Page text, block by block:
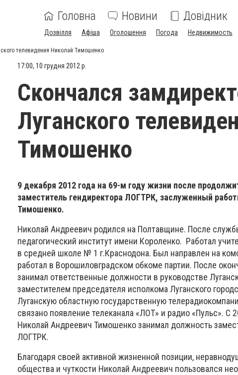
Головна Новини Довідник
Дозвілля Афіша Оголошення Погода Недвижимость
телевидения Николай Тимошенко
17:00, 10 грудня 2012 р.
Скончался
Луганcкого
Тимошенко
9 декабря 2012 года на 69-м году жизни после
заместитель гендиректора ЛОГТРК, заслуженный
Тимошенко.
Николай Андреевич родился на Полтавщине. После
педагогический институт имени Короленко. Работал
в средней школе № 1 г.Краснодона. Был направлен на
работал в Ворошиловградском обкоме партии. После
занимал ответственные должности в руководстве
заместителем председателя исполкома Луганского
Луганскую областную государственную
связано появление телеканала «ЛОТ» и радио «Пульс». С
Николай Андреевич Тимошенко занимал должность
ЛОГТРК.
Благодаря своей активной жизненной позиции,
общества и чуткости Николай Андреевич пользовался